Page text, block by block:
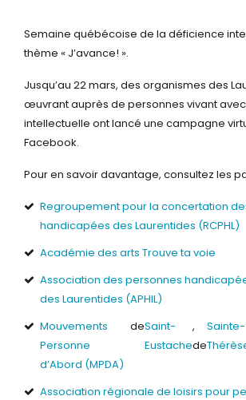
Semaine québécoise de la déficience
thème « J’avance! ».
Jusqu’au 22 mars, des organismes des
œuvrant auprès de personnes vivant
intellectuelle ont lancé une campagne
Facebook.
Pour en savoir davantage, consultez les
Regroupement pour la concertation
handicapées des Laurentides (RCPHL)
Académie des arts Trouve ta voie
Association des personnes
des Laurentides (APHIL)
Mouvements
Personne
d’Abord (MPDA)
deSaint-
Eustache
,
de
Sainte-
Association régionale de loisirs pour